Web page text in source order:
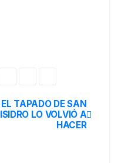
EL TAPADO DE SAN
ISIDRO LO VOLVIÓ A
HACER